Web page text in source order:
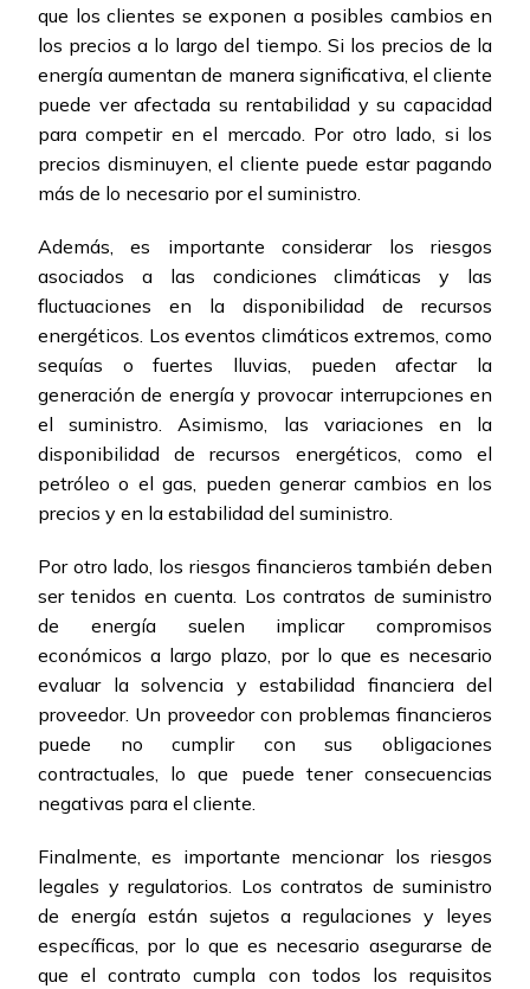
que los clientes se exponen a posibles cambios en
los precios a lo largo del tiempo. Si los precios de la
energía aumentan de manera significativa, el cliente
puede ver afectada su rentabilidad y su capacidad
para competir en el mercado. Por otro lado, si los
precios disminuyen, el cliente puede estar pagando
más de lo necesario por el suministro.
Además, es importante considerar los riesgos
asociados a las condiciones climáticas y las
fluctuaciones en la disponibilidad de recursos
energéticos. Los eventos climáticos extremos, como
sequías o fuertes lluvias, pueden afectar la
generación de energía y provocar interrupciones en
el suministro. Asimismo, las variaciones en la
disponibilidad de recursos energéticos, como el
petróleo o el gas, pueden generar cambios en los
precios y en la estabilidad del suministro.
Por otro lado, los riesgos financieros también deben
ser tenidos en cuenta. Los contratos de suministro
de energía suelen implicar compromisos
económicos a largo plazo, por lo que es necesario
evaluar la solvencia y estabilidad financiera del
proveedor. Un proveedor con problemas financieros
puede no cumplir con sus obligaciones
contractuales, lo que puede tener consecuencias
negativas para el cliente.
Finalmente, es importante mencionar los riesgos
legales y regulatorios. Los contratos de suministro
de energía están sujetos a regulaciones y leyes
específicas, por lo que es necesario asegurarse de
que el contrato cumpla con todos los requisitos